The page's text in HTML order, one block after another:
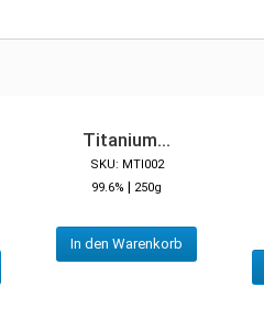
Titanium...
SKU: MTI002
99.6% | 250g
In den Warenkorb